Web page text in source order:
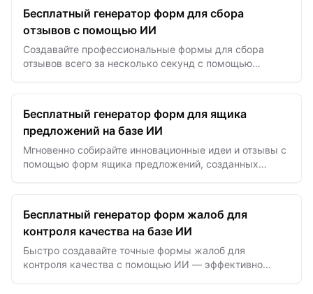
Бесплатный генератор форм для сбора
отзывов с помощью ИИ
Создавайте профессиональные формы для сбора
отзывов всего за несколько секунд с помощью
Бесплатный генератор форм для ящика
предложений на базе ИИ
Мгновенно собирайте инновационные идеи и отзывы с
помощью форм ящика предложений, созданных
Бесплатный генератор форм жалоб для
контроля качества на базе ИИ
Быстро создавайте точные формы жалоб для
контроля качества с помощью ИИ — эффективно